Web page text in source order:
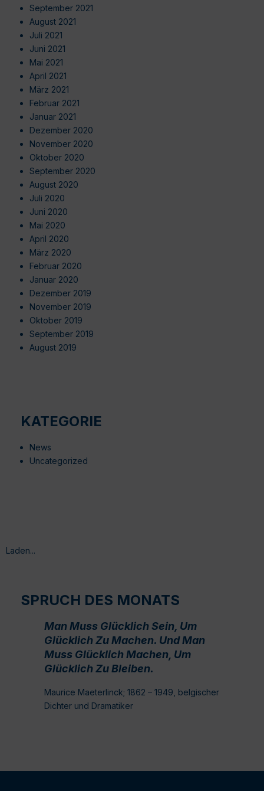
September 2021
August 2021
Juli 2021
Juni 2021
Mai 2021
April 2021
März 2021
Februar 2021
Januar 2021
Dezember 2020
November 2020
Oktober 2020
September 2020
August 2020
Juli 2020
Juni 2020
Mai 2020
April 2020
März 2020
Februar 2020
Januar 2020
Dezember 2019
November 2019
Oktober 2019
September 2019
August 2019
KATEGORIE
News
Uncategorized
Laden...
SPRUCH DES MONATS
Man Muss Glücklich Sein, Um
Glücklich Zu Machen. Und Man
Muss Glücklich Machen, Um
Glücklich Zu Bleiben.
Maurice Maeterlinck; 1862 – 1949, belgischer
Dichter und Dramatiker